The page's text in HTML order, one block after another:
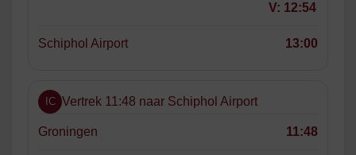
V: 12:54
Schiphol Airport 13:00
IC Vertrek 11:48 naar Schiphol Airport
Groningen 11:48